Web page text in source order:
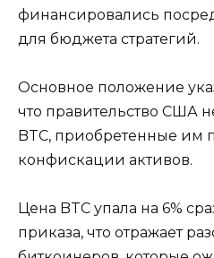
финансировались
для бюджета стратегий.
Основное положение
что правительство США
BTC, приобретенные им
конфискации активов.
Цена BTC упала на 6%
приказа, что отражает